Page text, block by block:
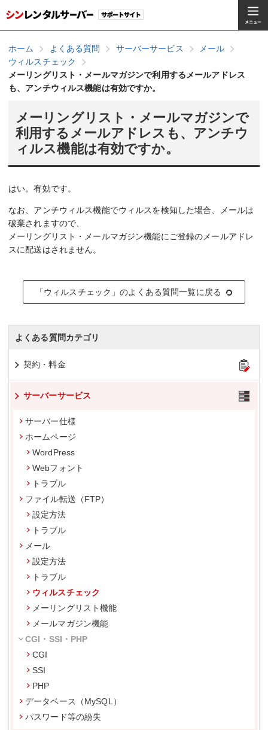
ホーム よくある質問 サーバーサービス
メール
ウィルスチェック
メーリングリスト・メールマガジンで利用するメールアドレス
も、アンチウィルス機能は有効ですか。
メーリングリスト・メールマガジンで
利用するメールアドレスも、アンチウ
ィルス機能は有効ですか。
はい。有効です。
なお、アンチウィルス機能でウィルスを検知した場合、メールは
破棄されますので、
メーリングリスト・メールマガジン機能にご登録のメールアドレ
スに配送はされません。
「ウィルスチェック」のよくある質問一覧に戻る
よくある質問カテゴリ
契約・料金
サーバーサービス
サーバー仕様
ホームページ
WordPress
Webフォント
トラブル
ファイル転送（FTP）
設定方法
トラブル
メール
設定方法
トラブル
ウィルスチェック
メーリングリスト機能
メールマガジン機能
CGI・SSI・PHP
CGI
SSI
PHP
データベース（MySQL）
パスワード等の紛失